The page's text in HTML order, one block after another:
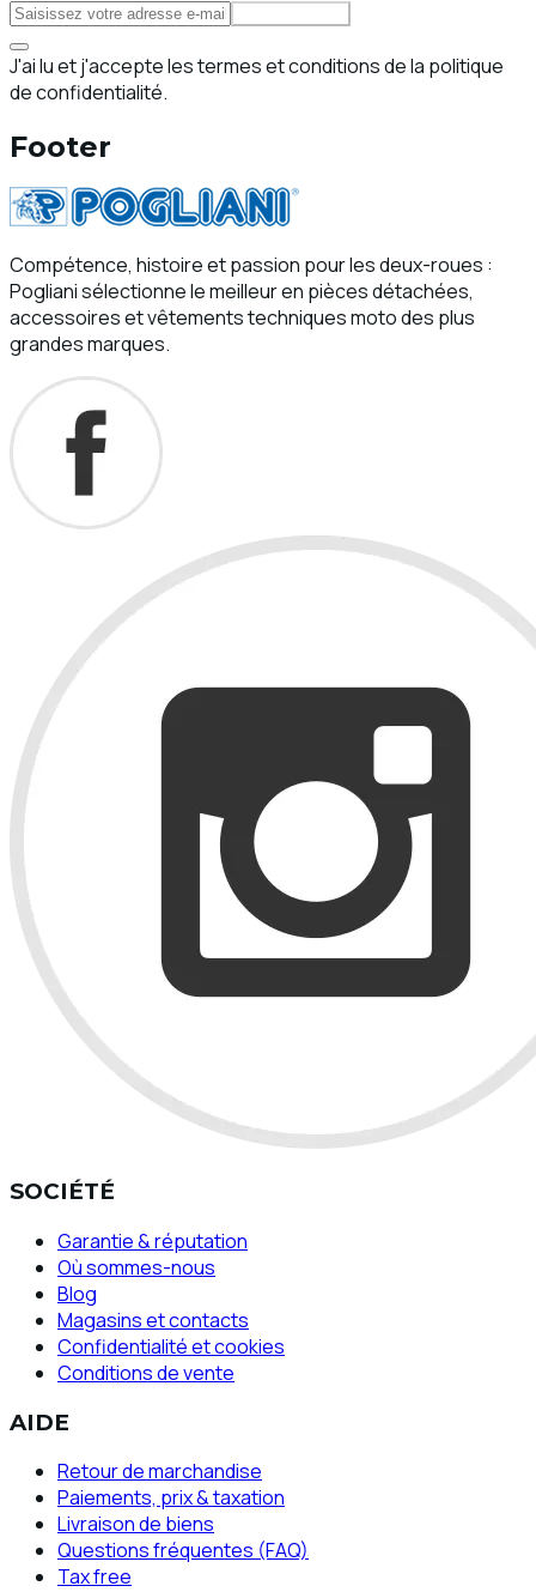
J'ai lu et j'accepte les termes et conditions de la politique
de confidentialité.
Footer
Compétence, histoire et passion pour les deux-roues :
Pogliani sélectionne le meilleur en pièces détachées,
accessoires et vêtements techniques moto des plus
grandes marques.
SOCIÉTÉ
Garantie & réputation
Où sommes-nous
Blog
Magasins et contacts
Confidentialité et cookies
Conditions de vente
AIDE
Retour de marchandise
Paiements, prix & taxation
Livraison de biens
Questions fréquentes (FAQ)
Tax free